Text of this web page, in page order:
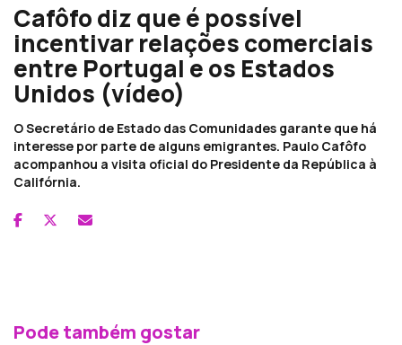
Cafôfo diz que é possível
incentivar relações comerciais
entre Portugal e os Estados
Unidos (vídeo)
O Secretário de Estado das Comunidades garante que há
interesse por parte de alguns emigrantes. Paulo Cafôfo
acompanhou a visita oficial do Presidente da República à
Califórnia.
Pode também gostar